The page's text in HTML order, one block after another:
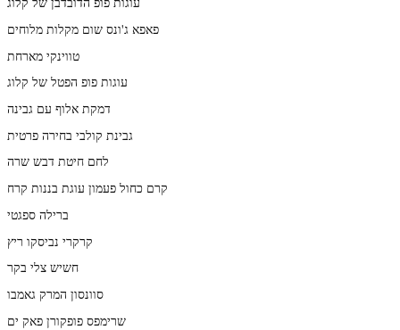
פאפא ג'ונס שום מקלות מלוחים
טווינקי מארחת
עוגות פופ הפטל של קלוג
דמקת אלוף עם גבינה
גבינת קולבי בחירה פרטית
לחם חיטת דבש שרה
קרם כחול פעמון עוגת בננות קרח
ברילה ספגטי
קרקרי נביסקו ריץ
חשיש צלי בקר
סוונסון המרק גאמבו
שרימפס פופקורן פאק ים